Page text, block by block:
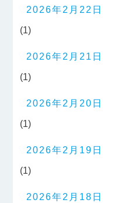
2026年2月22日
(1)
2026年2月21日
(1)
2026年2月20日
(1)
2026年2月19日
(1)
2026年2月18日